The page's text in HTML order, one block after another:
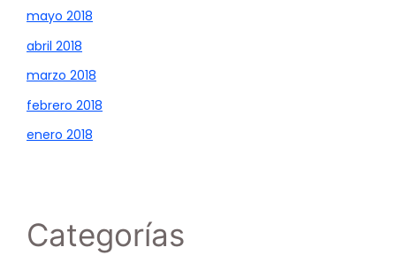
mayo 2018
abril 2018
marzo 2018
febrero 2018
enero 2018
Categorías